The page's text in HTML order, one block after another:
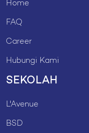
Home
FAQ
Career
Hubungi Kami
SEKOLAH
L'Avenue
BSD